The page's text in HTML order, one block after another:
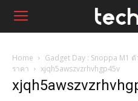
Home
Gadget Day : Snoppa M1
ราคา
xjqh5awszvzrhvhgp45v